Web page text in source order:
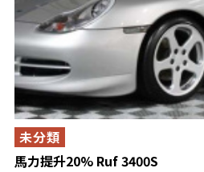
馬力提升20% Ruf 3400S
未分類